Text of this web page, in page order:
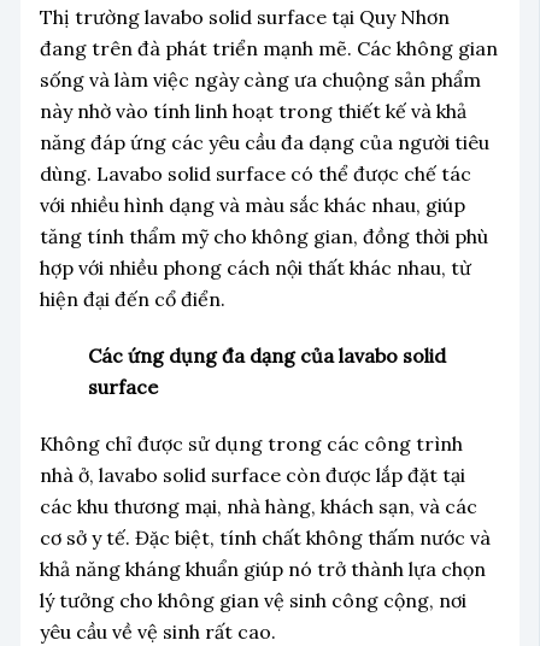
Thị trường lavabo solid surface tại Quy Nhơn
đang trên đà phát triển mạnh mẽ. Các không gian
sống và làm việc ngày càng ưa chuộng sản phẩm
này nhờ vào tính linh hoạt trong thiết kế và khả
năng đáp ứng các yêu cầu đa dạng của người tiêu
dùng. Lavabo solid surface có thể được chế tác
với nhiều hình dạng và màu sắc khác nhau, giúp
tăng tính thẩm mỹ cho không gian, đồng thời phù
hợp với nhiều phong cách nội thất khác nhau, từ
hiện đại đến cổ điển.
Các ứng dụng đa dạng của lavabo solid
surface
Không chỉ được sử dụng trong các công trình
nhà ở, lavabo solid surface còn được lắp đặt tại
các khu thương mại, nhà hàng, khách sạn, và các
cơ sở y tế. Đặc biệt, tính chất không thấm nước và
khả năng kháng khuẩn giúp nó trở thành lựa chọn
lý tưởng cho không gian vệ sinh công cộng, nơi
yêu cầu về vệ sinh rất cao.